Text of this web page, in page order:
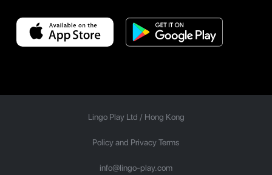
Lingo Play Ltd / Hong Kong
Policy and Privacy Terms
info@lingo-play.com